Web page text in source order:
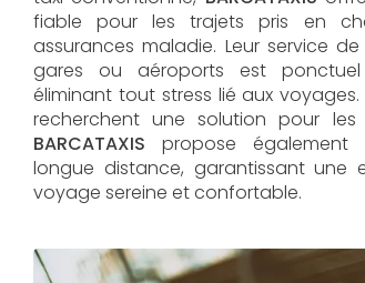
fiable pour les trajets pris en
assurances maladie. Leur service
gares ou aéroports est
éliminant tout stress lié aux
recherchent une solution pour les
BARCATAXIS propose également
longue distance, garantissant une
voyage sereine et confortable.